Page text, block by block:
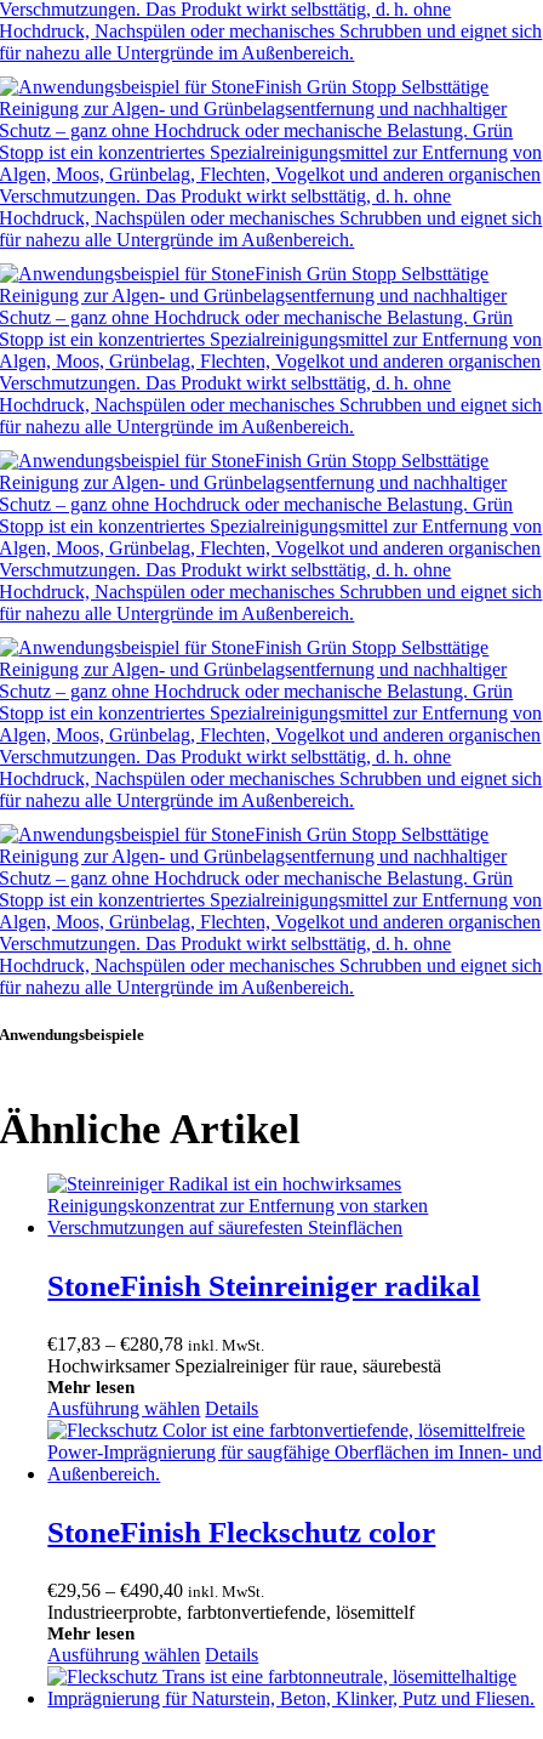
Anwendungsbeispiele
Ähnliche Artikel
StoneFinish Steinreiniger radikal
€17,83 –€280,78Preisspanne:
€17,83
€280,78
inkl. MwSt.
Hochwirksamer Spezialreiniger für raue, säurebestä
Mehr lesen
Ausführung wählen Details
StoneFinish Fleckschutz color
€29,56 –€490,40Preisspanne:
€29,56
€490,40
inkl. MwSt.
Industrieerprobte, farbtonvertiefende, lösemittelf
Mehr lesen
Ausführung wählen Details